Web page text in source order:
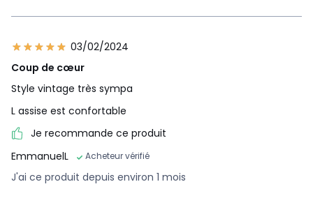
03/02/2024
Coup de cœur
Style vintage très sympa
L assise est confortable
Je recommande ce produit
EmmanuelL
Acheteur vérifié
J'ai ce produit depuis environ 1 mois